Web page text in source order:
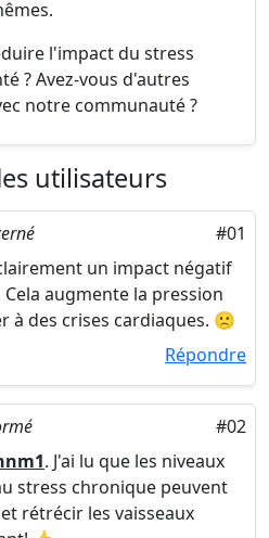
l'impact du stress
? Avez-vous d'autres
notre communauté ?
utilisateurs
#01
un impact négatif
augmente la pression
à des crises cardiaques. 🙁
Répondre
#02
. J'ai lu que les niveaux
stress chronique peuvent
rétrécir les vaisseaux